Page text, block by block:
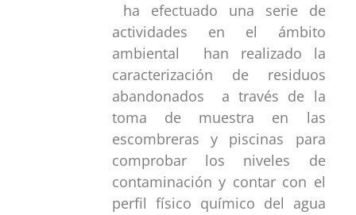
ha efectuado una serie de
actividades en el ámbito
ambiental han realizado la
caracterización de residuos
abandonados a través de la
toma de muestra en las
escombreras y piscinas para
comprobar los niveles de
contaminación y contar con el
perfil físico químico del agua